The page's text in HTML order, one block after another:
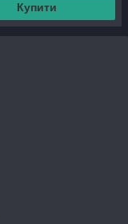
Купити